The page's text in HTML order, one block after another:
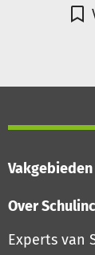
Vakgebieden
Over
Experts van